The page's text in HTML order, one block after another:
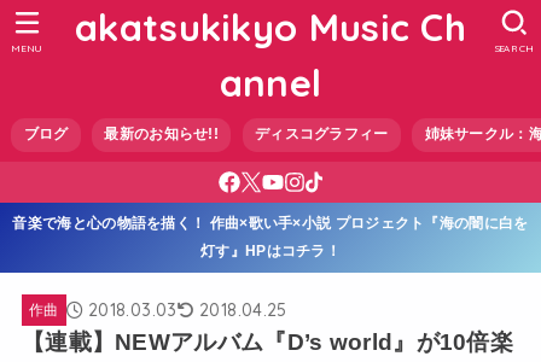
akatsukikyo Music Ch
annel
ブログ 最新のお知らせ!! ディスコグラフィー 姉妹サークル：
SEARCH
MENU
音楽で海と心の物語を描く！ 作曲×歌い手×小説 プロジェクト『海の闇に白を
灯す』HPはコチラ！
作曲 2018.03.03 2018.04.25
【連載】NEWアルバム『D’s world』が10倍楽